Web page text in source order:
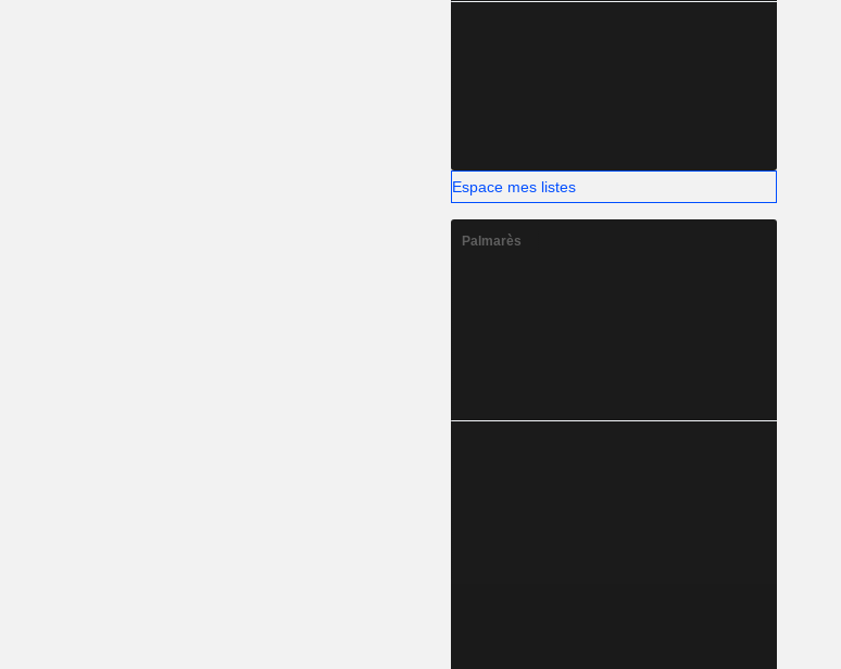
Espace mes listes
Palmarès